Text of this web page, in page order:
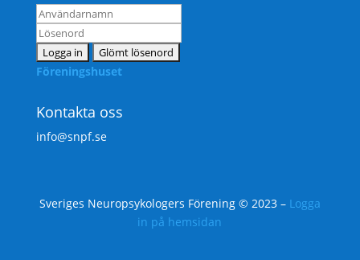
Föreningshuset
Kontakta oss
info@snpf.se
Sveriges Neuropsykologers Förening © 2023 – Logga
in på hemsidan